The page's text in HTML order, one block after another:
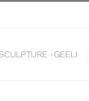
-GEELI